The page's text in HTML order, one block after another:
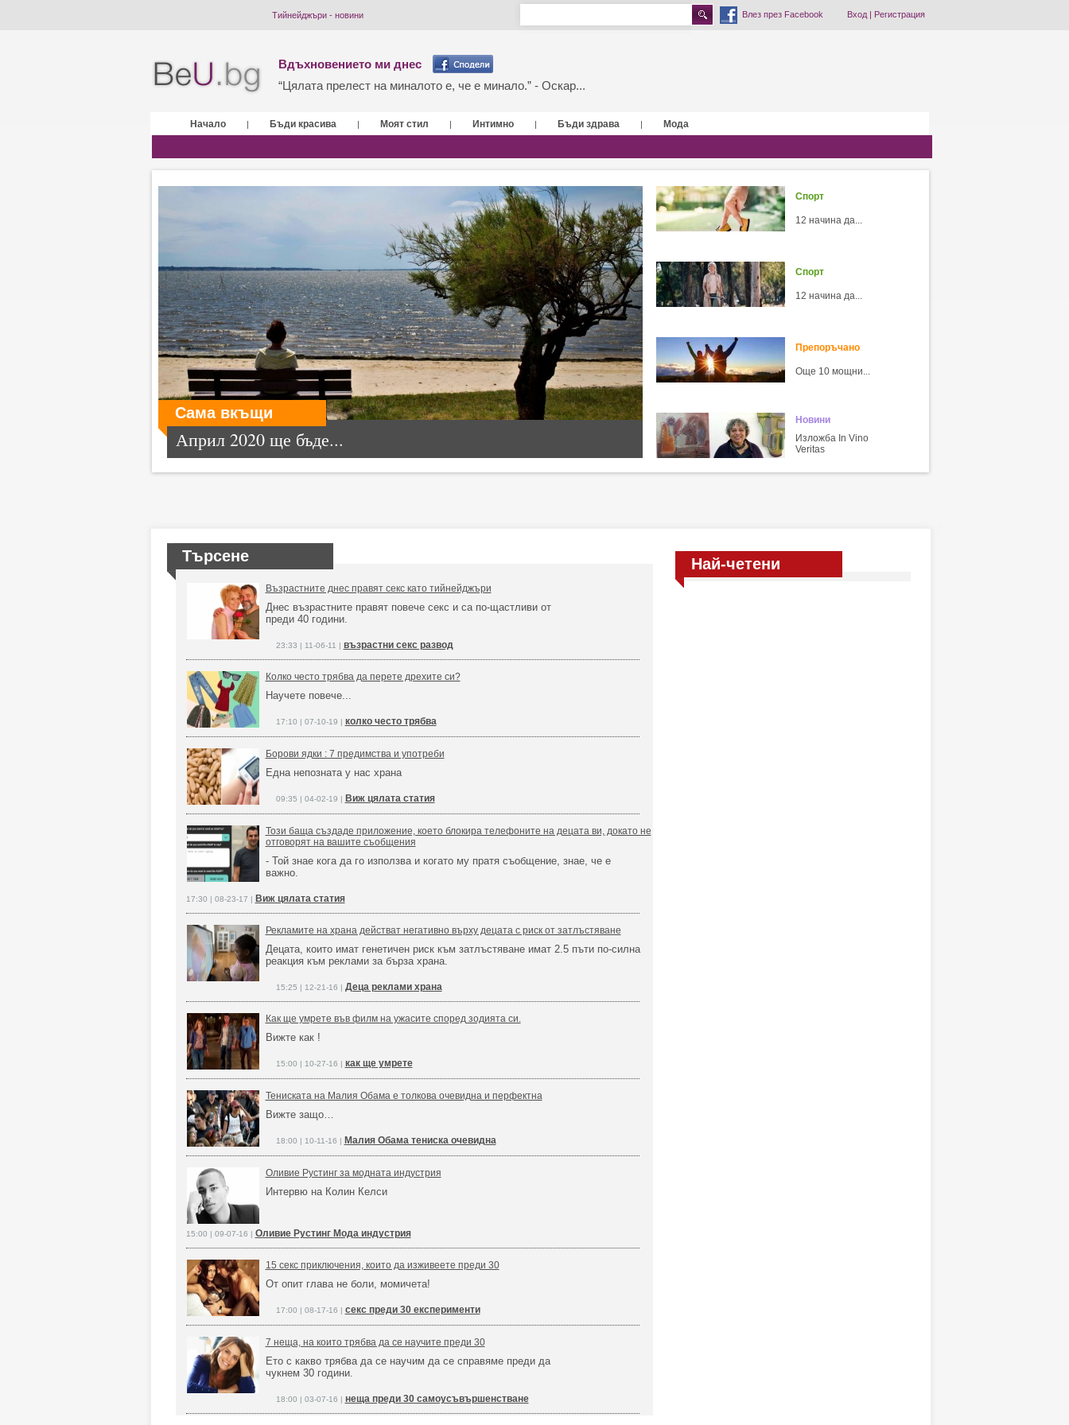
Тийнейджъри - новини Влез през Facebook Вход| Регистрация
Вдъхновението ми днес
“Цялата прелест на миналото е, че е минало.” - Оскар...
Начало | Бъди красива | Моят стил | Интимно | Бъди здрава | Мода
Сама вкъщи
Април 2020 ще бъде...
Спорт
12 начина да...
Спорт
12 начина да...
Препоръчано
Още 10 мощни...
Новини
Изложба In Vino
Veritas
Търсене
Възрастните днес правят секс като тийнейджъри
Днес възрастните правят повече секс и са по-щастливи от
преди 40 години.
23:33 | 11-06-11 | възрастни секс развод
Колко често трябва да перете дрехите си?
Научете повече...
17:10 | 07-10-19 | колко често трябва
Борови ядки : 7 предимства и употреби
Една непозната у нас храна
09:35 | 04-02-19 | Виж цялата статия
Този баща създаде приложение, което блокира телефоните на децата ви, докато не
отговорят на вашите съобщения
- Той знае кога да го използва и когато му пратя съобщение, знае, че е
важно.
17:30 | 08-23-17 | Виж цялата статия
Рекламите на храна действат негативно върху децата с риск от затлъстяване
Децата, които имат генетичен риск към затлъстяване имат 2.5 пъти по-силна
реакция към реклами за бърза храна.
15:25 | 12-21-16 | Деца реклами храна
Как ще умрете във филм на ужасите според зодията си.
Вижте как !
15:00 | 10-27-16 | как ще умрете
Тениската на Малия Обама е толкова очевидна и перфектна
Вижте защо…
18:00 | 10-11-16 | Малия Обама тениска очевидна
Оливие Рустинг за модната индустрия
Интервю на Колин Келси
15:00 | 09-07-16 | Оливие Рустинг Мода индустрия
15 секс приключения, които да изживеете преди 30
От опит глава не боли, момичета!
17:00 | 08-17-16 | секс преди 30 експерименти
7 неща, на които трябва да се научите преди 30
Ето с какво трябва да се научим да се справяме преди да
чукнем 30 години.
18:00 | 03-07-16 | неща преди 30 самоусъвършенстване
Най-четени